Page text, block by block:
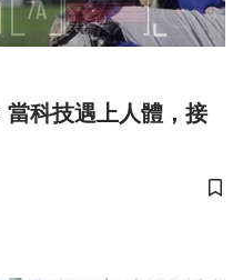
科技遇上人體，接
儲